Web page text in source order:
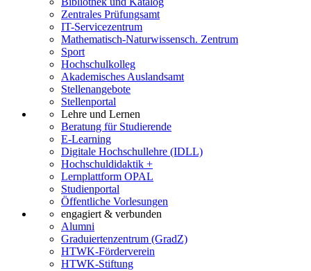
Zentrales Prüfungsamt
IT-Servicezentrum
Mathematisch-Naturwissensch. Zentrum
Sport
Hochschulkolleg
Akademisches Auslandsamt
Stellenangebote
Stellenportal
Lehre und Lernen
Beratung für Studierende
E-Learning
Digitale Hochschullehre (IDLL)
Hochschuldidaktik +
Lernplattform OPAL
Studienportal
Öffentliche Vorlesungen
engagiert & verbunden
Alumni
Graduiertenzentrum (GradZ)
HTWK-Förderverein
HTWK-Stiftung